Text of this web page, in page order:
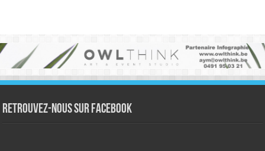
Retrouvez-nous sur Facebook